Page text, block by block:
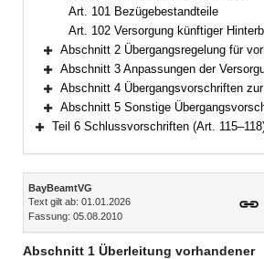
Art. 101 Bezügebestandteile
Art. 102 Versorgung künftiger
Bereich erweitern
Abschnitt 2 Übergangsregelung für vorhandene Beamte
Bereich erweitern
Abschnitt 3 Anpassungen der
Bereich erweitern
Abschnitt 4 Übergangsvorschriften zur
Bereich erweitern
Abschnitt 5 Sonstige
Teil 6 Schlussvorschriften (Art.
Inhalt
BayBeamtVG
Text gilt ab: 01.01.2026
Fassung: 05.08.2010
Abschnitt 1 Überleitung vorhandener